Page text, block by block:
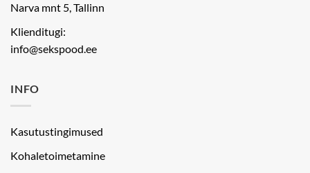
Narva mnt 5, Tallinn
Klienditugi:
info@sekspood.ee
INFO
Kasutustingimused
Kohaletoimetamine